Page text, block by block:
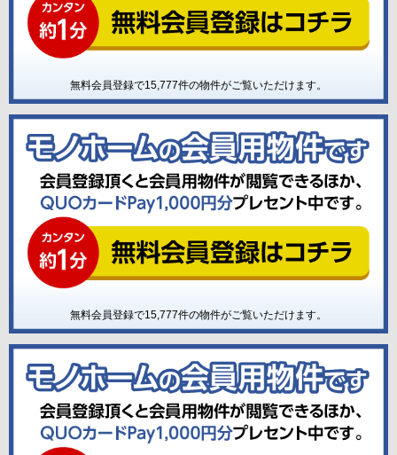
無料会員登録で15,777件の物件がご覧いただけます。
無料会員登録で15,777件の物件がご覧いただけます。